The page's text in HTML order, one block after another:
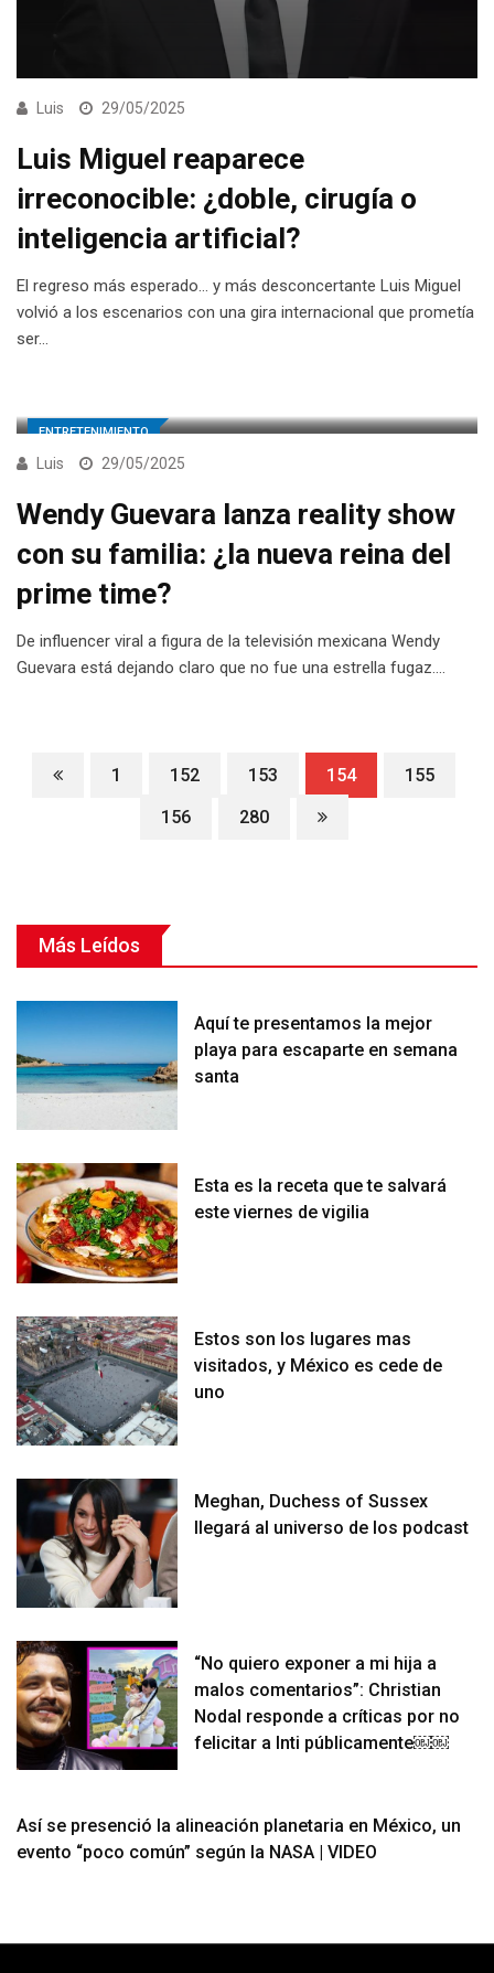
Luis 29/05/2025
Luis Miguel reaparece
irreconocible: ¿doble, cirugía o
inteligencia artificial?
El regreso más esperado… y más desconcertante Luis Miguel
volvió a los escenarios con una gira internacional que prometía
ser…
ENTRETENIMIENTO
Luis 29/05/2025
Wendy Guevara lanza reality show
con su familia: ¿la nueva reina del
prime time?
De influencer viral a figura de la televisión mexicana Wendy
Guevara está dejando claro que no fue una estrella fugaz.…
1 152 153 154
155
156
280
Más Leídos
Aquí te presentamos la mejor
playa para escaparte en semana
santa
Esta es la receta que te salvará
este viernes de vigilia
Estos son los lugares mas
visitados, y México es cede de
uno
Meghan, Duchess of Sussex
llegará al universo de los podcast
“No quiero exponer a mi hija a
malos comentarios”: Christian
Nodal responde a críticas por no
felicitar a Inti públicamente￼￼
Así se presenció la alineación planetaria en México, un
evento “poco común” según la NASA | VIDEO